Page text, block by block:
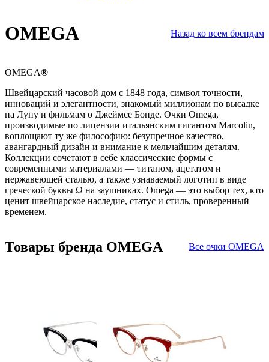
OMEGA Назад ко всем брендам
OMEGA®
Швейцарский часовой дом с 1848 года, символ точности,
инноваций и элегантности, знакомый миллионам по высадке
на Луну и фильмам о Джеймсе Бонде. Очки Omega,
производимые по лицензии итальянским гигантом Marcolin,
воплощают ту же философию: безупречное качество,
авангардный дизайн и внимание к мельчайшим деталям.
Коллекции сочетают в себе классические формы с
современными материалами — титаном, ацетатом и
нержавеющей сталью, а также узнаваемый логотип в виде
греческой буквы Ω на заушниках. Omega — это выбор тех, кто
ценит швейцарское наследие, статус и стиль, проверенный
временем.
Товары бренда OMEGA Все очки OMEGA